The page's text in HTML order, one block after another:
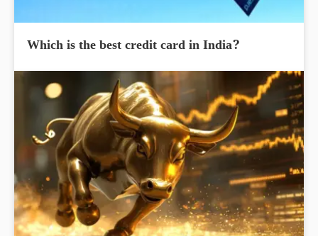
Which is the best credit card in India?